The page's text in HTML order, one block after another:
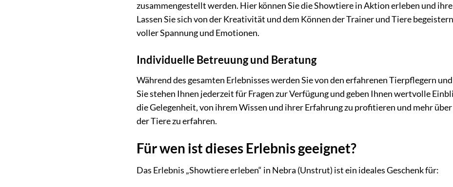
zusammengestellt werden. Hier können Sie die Showtiere in Aktion erleben und
Lassen Sie sich von der Kreativität und dem Können der Trainer und Tiere
voller Spannung und Emotionen.
Individuelle Betreuung und Beratung
Während des gesamten Erlebnisses werden Sie von den erfahrenen Tierpflegern
Sie stehen Ihnen jederzeit für Fragen zur Verfügung und geben Ihnen wertvolle
die Gelegenheit, von ihrem Wissen und ihrer Erfahrung zu profitieren und mehr
der Tiere zu erfahren.
Für wen ist dieses Erlebnis geeignet?
Das Erlebnis „Showtiere erleben“ in Nebra (Unstrut) ist ein ideales Geschenk für: